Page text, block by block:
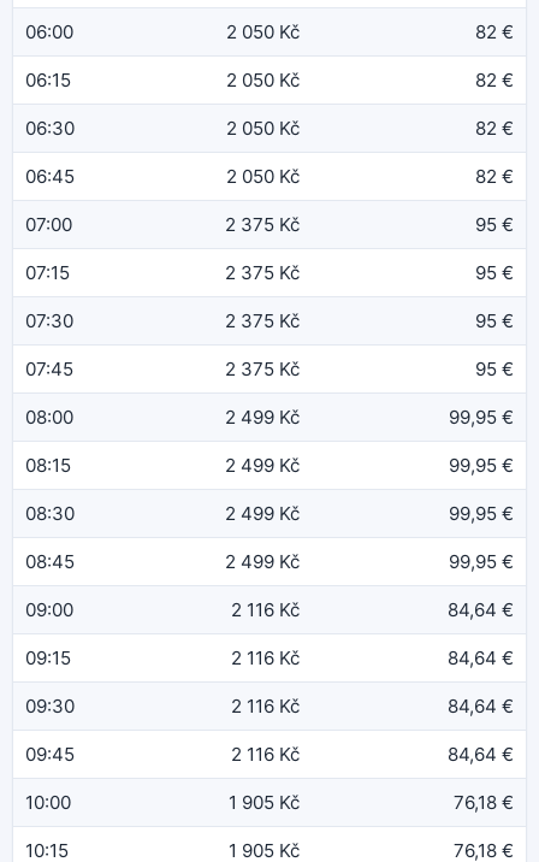
06:00 2 050 Kč 82 €
06:15 2 050 Kč 82 €
06:30 2 050 Kč 82 €
06:45 2 050 Kč 82 €
07:00 2 375 Kč 95 €
07:15 2 375 Kč 95 €
07:30 2 375 Kč 95 €
07:45 2 375 Kč 95 €
08:00 2 499 Kč 99,95 €
08:15 2 499 Kč 99,95 €
08:30 2 499 Kč 99,95 €
08:45 2 499 Kč 99,95 €
09:00 2 116 Kč 84,64 €
09:15 2 116 Kč 84,64 €
09:30 2 116 Kč 84,64 €
09:45 2 116 Kč 84,64 €
10:00 1 905 Kč 76,18 €
10:15 1 905 Kč 76,18 €